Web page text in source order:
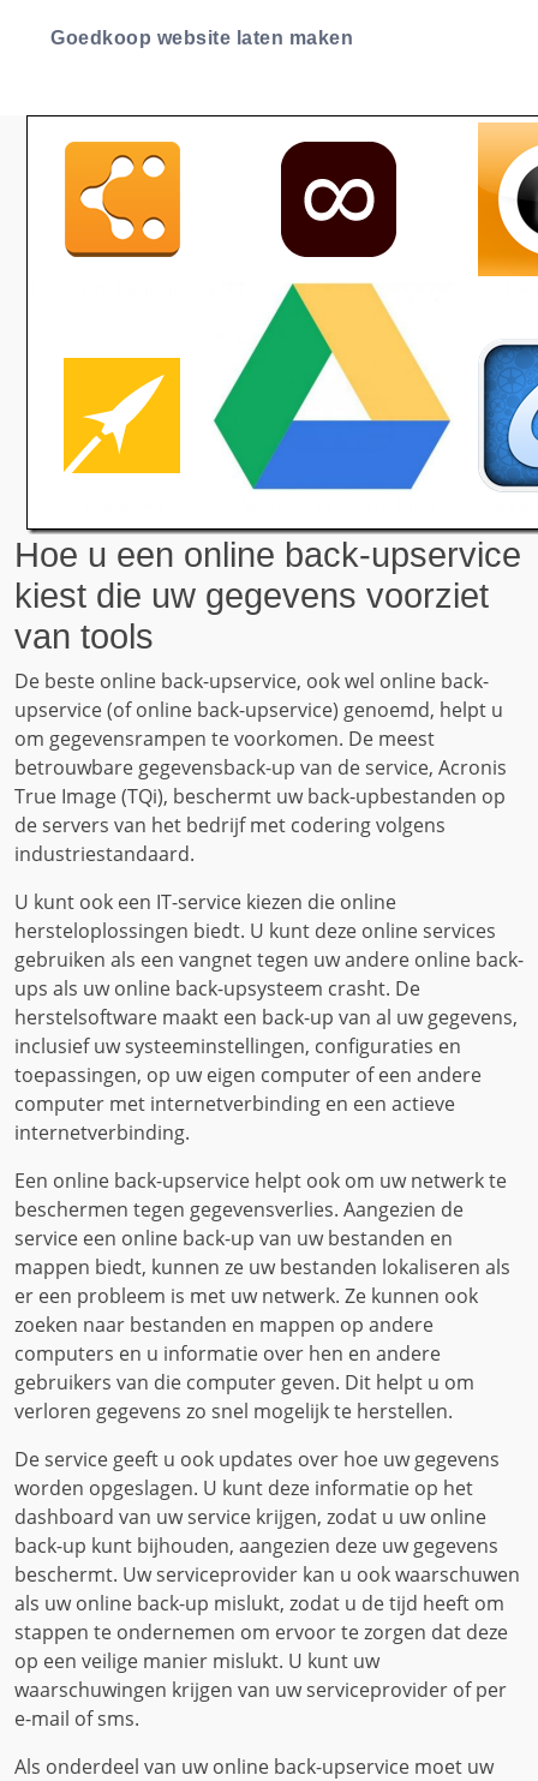
Goedkoop website laten maken
Hoe u een online back-upservice
kiest die uw gegevens voorziet
van tools
De beste online back-upservice, ook wel online back-
upservice (of online back-upservice) genoemd, helpt u
om gegevensrampen te voorkomen. De meest
betrouwbare gegevensback-up van de service, Acronis
True Image (TQi), beschermt uw back-upbestanden op
de servers van het bedrijf met codering volgens
industriestandaard.
U kunt ook een IT-service kiezen die online
hersteloplossingen biedt. U kunt deze online services
gebruiken als een vangnet tegen uw andere online back-
ups als uw online back-upsysteem crasht. De
herstelsoftware maakt een back-up van al uw gegevens,
inclusief uw systeeminstellingen, configuraties en
toepassingen, op uw eigen computer of een andere
computer met internetverbinding en een actieve
internetverbinding.
Een online back-upservice helpt ook om uw netwerk te
beschermen tegen gegevensverlies. Aangezien de
service een online back-up van uw bestanden en
mappen biedt, kunnen ze uw bestanden lokaliseren als
er een probleem is met uw netwerk. Ze kunnen ook
zoeken naar bestanden en mappen op andere
computers en u informatie over hen en andere
gebruikers van die computer geven. Dit helpt u om
verloren gegevens zo snel mogelijk te herstellen.
De service geeft u ook updates over hoe uw gegevens
worden opgeslagen. U kunt deze informatie op het
dashboard van uw service krijgen, zodat u uw online
back-up kunt bijhouden, aangezien deze uw gegevens
beschermt. Uw serviceprovider kan u ook waarschuwen
als uw online back-up mislukt, zodat u de tijd heeft om
stappen te ondernemen om ervoor te zorgen dat deze
op een veilige manier mislukt. U kunt uw
waarschuwingen krijgen van uw serviceprovider of per
e-mail of sms.
Als onderdeel van uw online back-upservice moet uw